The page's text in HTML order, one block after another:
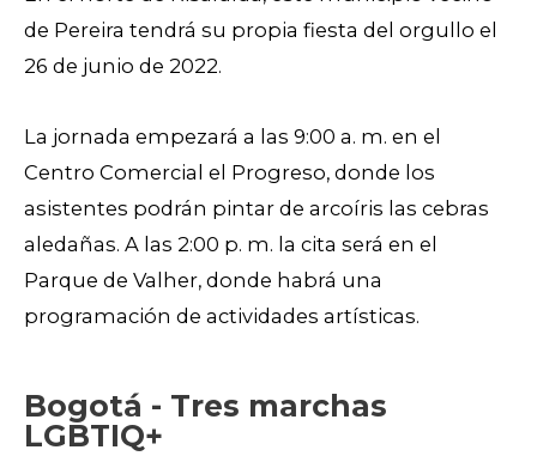
de Pereira tendrá su propia fiesta del orgullo el
26 de junio de 2022.
La jornada empezará a las 9:00 a. m. en el
Centro Comercial el Progreso, donde los
asistentes podrán pintar de arcoíris las cebras
aledañas. A las 2:00 p. m. la cita será en el
Parque de Valher, donde habrá una
programación de actividades artísticas.
Bogotá - Tres marchas
LGBTIQ+